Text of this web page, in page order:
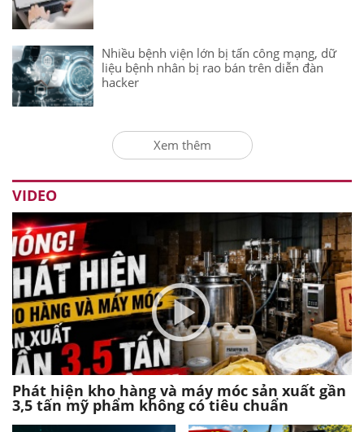
Nhiều bệnh viện lớn bị tấn công mạng, dữ
liệu bệnh nhân bị rao bán trên diễn đàn
hacker
Xem thêm
VIDEO
Phát hiện kho hàng và máy móc sản xuất gần
3,5 tấn mỹ phẩm không có tiêu chuẩn